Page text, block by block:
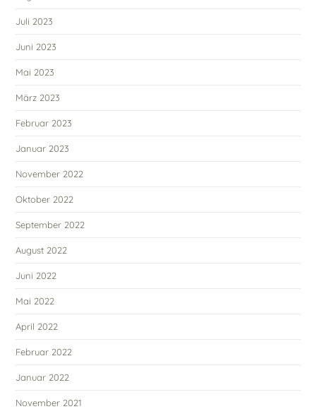
Juli 2023
Juni 2023
Mai 2023
März 2023
Februar 2023
Januar 2023
November 2022
Oktober 2022
September 2022
August 2022
Juni 2022
Mai 2022
April 2022
Februar 2022
Januar 2022
November 2021